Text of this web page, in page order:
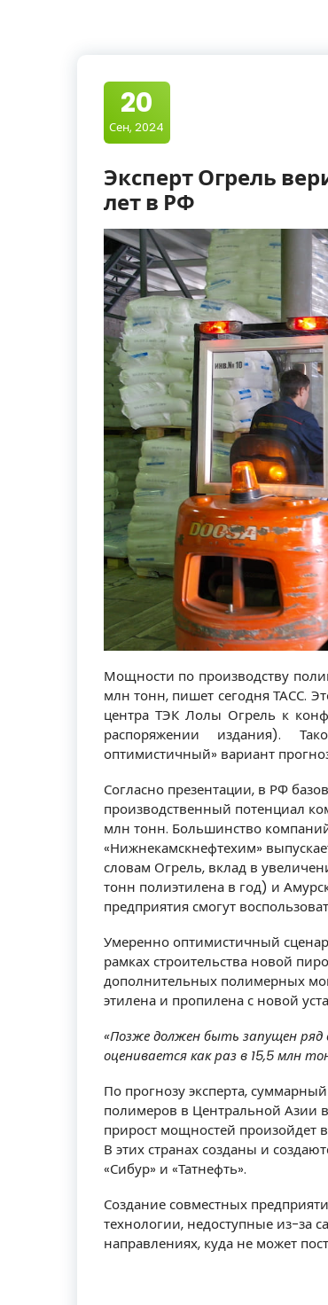
20
Сен, 2024
Эксперт Огрель
лет в РФ
Мощности по производству
млн тонн, пишет сегодня ТАСС.
центра ТЭК Лолы Огрель к
распоряжении издания).
оптимистичный» вариант
Согласно презентации, в РФ
производственный потенциал
млн тонн. Большинство
«Нижнекамскнефтехим»
словам Огрель, вклад в
тонн полиэтилена в год) и
предприятия смогут
Умеренно оптимистичный
рамках строительства новой
дополнительных полимерных
этилена и пропилена с новой
«Позже должен быть запущен ряд
оценивается как раз в 15,5 млн
По прогнозу эксперта,
полимеров в Центральной Азии
прирост мощностей произойдет
В этих странах созданы и
«Сибур» и «Татнефть».
Создание совместных
технологии, недоступные из-за
направлениях, куда не может